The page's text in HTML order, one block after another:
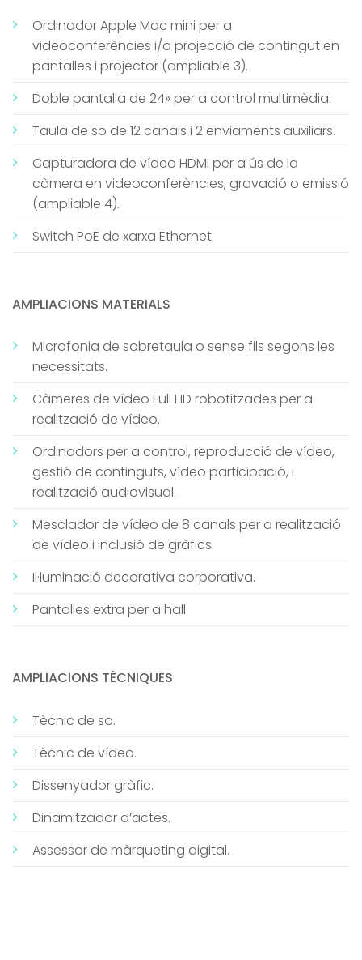
Ordinador Apple Mac mini per a
videoconferències i/o projecció de contingut en
pantalles i projector (ampliable 3).
Doble pantalla de 24» per a control multimèdia.
Taula de so de 12 canals i 2 enviaments auxiliars.
Capturadora de vídeo HDMI per a ús de la
càmera en videoconferències, gravació o emissió
(ampliable 4).
Switch PoE de xarxa Ethernet.
AMPLIACIONS MATERIALS
Microfonia de sobretaula o sense fils segons les
necessitats.
Càmeres de vídeo Full HD robotitzades per a
realització de vídeo.
Ordinadors per a control, reproducció de vídeo,
gestió de continguts, vídeo participació, i
realització audiovisual.
Mesclador de vídeo de 8 canals per a realització
de vídeo i inclusió de gràfics.
Il·luminació decorativa corporativa.
Pantalles extra per a hall.
AMPLIACIONS TÈCNIQUES
Tècnic de so.
Tècnic de vídeo.
Dissenyador gràfic.
Dinamitzador d’actes.
Assessor de màrqueting digital.